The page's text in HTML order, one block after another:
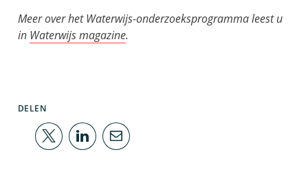
Meer over het Waterwijs-onderzoeksprogramma leest u
in Waterwijs magazine.
DELEN